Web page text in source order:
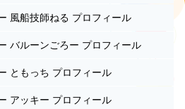
風船技師ねる プロフィール
バルーンごろー プロフィール
ともっち プロフィール
アッキー プロフィール